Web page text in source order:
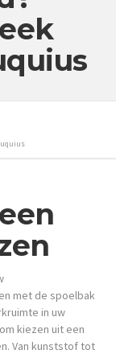
met de spoelbak
in uw
kiezen uit een
Van kunststof tot